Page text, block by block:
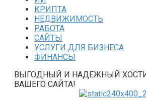
КРИПТА
НЕДВИЖИМОСТЬ
РАБОТА
САЙТЫ
УСЛУГИ ДЛЯ БИЗНЕСА
ФИНАНСЫ
ВЫГОДНЫЙ И НАДЕЖНЫЙ
ВАШЕГО САЙТА!